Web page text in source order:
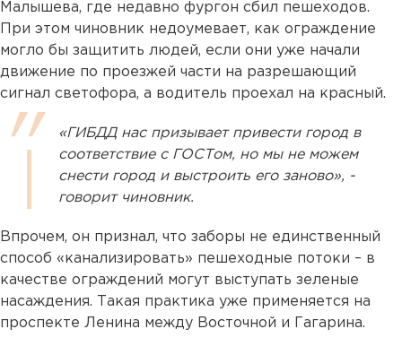
Малышева, где недавно фургон сбил пешеходов.
При этом чиновник недоумевает, как ограждение
могло бы защитить людей, если они уже начали
движение по проезжей части на разрешающий
сигнал светофора, а водитель проехал на красный.
«ГИБДД нас призывает привести город в
соответствие с ГОСТом, но мы не можем
снести город и выстроить его заново», -
говорит чиновник.
Впрочем, он признал, что заборы не единственный
способ «канализировать» пешеходные потоки – в
качестве ограждений могут выступать зеленые
насаждения. Такая практика уже применяется на
проспекте Ленина между Восточной и Гагарина.